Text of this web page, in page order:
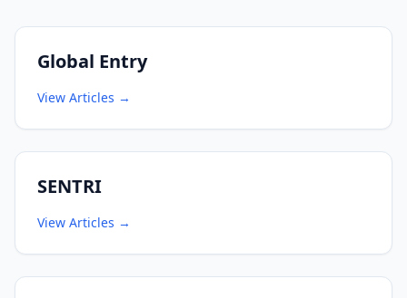
Global Entry
View Articles →
SENTRI
View Articles →